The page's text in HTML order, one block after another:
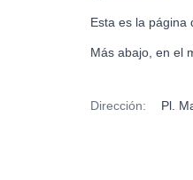
Esta es la página
Más abajo, en el
Dirección: Pl.